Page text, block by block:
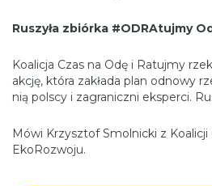
Ruszyła zbiórka #ODRAtujmy
Koalicja Czas na Odę i Ratujmy
akcję, która zakłada plan odnowy
nią polscy i zagraniczni eksperci.
Mówi Krzysztof Smolnicki z Koalicji
EkoRozwoju.